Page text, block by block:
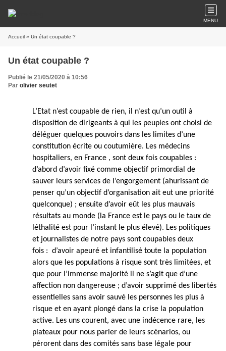
MENU
Accueil » Un état coupable ?
Un état coupable ?
Publié le 21/05/2020 à 10:56
Par olivier seutet
L’Etat n’est coupable de rien, il n’est qu’un outil à
disposition de dirigeants à qui les peuples ont choisi de
déléguer quelques pouvoirs dans les limites d’une
constitution écrite ou coutumière. Les médecins
hospitaliers, en France , sont deux fois coupables :
d’abord d’avoir fixé comme objectif primordial de
sauver leurs services de l’engorgement (ahurissant de
penser qu’un objectif d’organisation ait eut une priorité
quelconque) ; ensuite d’avoir eût les plus mauvais
résultats au monde (la France est le pays ou le taux de
léthalité est pour l’instant le plus élevé). Les politiques
et journalistes de notre pays sont coupables deux
fois : d’avoir apeuré et infantilisé toute la population
alors que les populations à risque sont très limitées, et
que pour l’immense majorité il ne s’agit que d’une
affection non dangereuse ; d’avoir supprimé des libertés
essentielles sans avoir sauvé les personnes les plus à
risque et en ayant plongé dans la crise la population
active. Les uns courent, avec une indécence rare, les
plateaux pour nous parler de leurs scénarios, ou
pérorent dans des comités sans base légale pour